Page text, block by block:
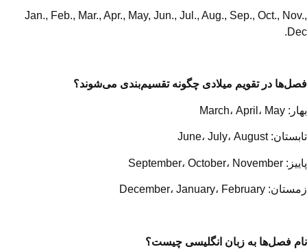
Jan., Feb., Mar., Apr., May, Jun., Jul., Aug., Sep., Oct., Nov.,
Dec.
فصل‌ها در تقویم میلادی چگونه تقسیم‌بندی می‌شوند؟
بهار: March، April، May
تابستان: June، July، August
پاییز: September، October، November
زمستان: December، January، February
نام فصل‌ها به زبان انگلیسی چیست؟